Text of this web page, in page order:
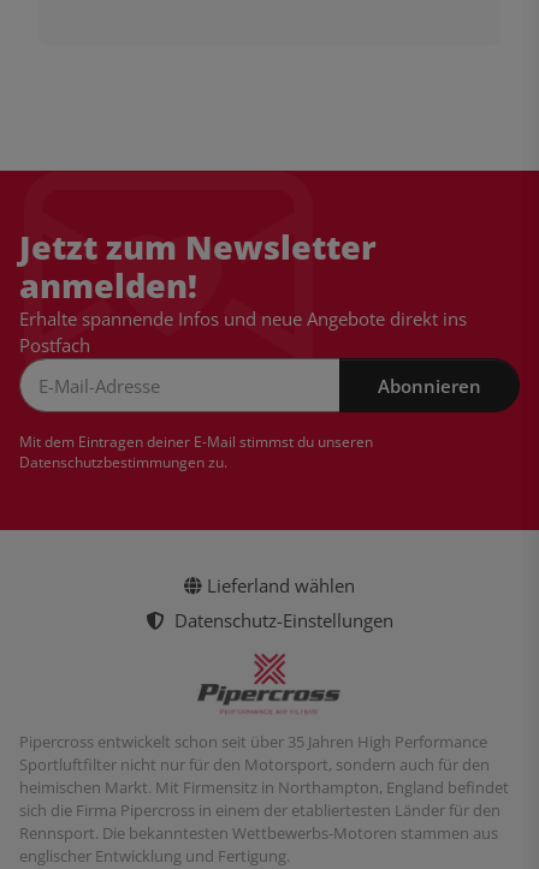
Jetzt zum Newsletter
anmelden!
Erhalte spannende Infos und neue Angebote direkt ins
Postfach
Abonnieren
Mit dem Eintragen deiner E-Mail stimmst du unseren
Datenschutzbestimmungenzu.
Lieferland wählen
Datenschutz-Einstellungen
Pipercross entwickelt schon seit über 35 Jahren High Performance
Sportluftfilter nicht nur für den Motorsport, sondern auch für den
heimischen Markt. Mit Firmensitz in Northampton, England befindet
sich die Firma Pipercross in einem der etabliertesten Länder für den
Rennsport. Die bekanntesten Wettbewerbs-Motoren stammen aus
englischer Entwicklung und Fertigung.